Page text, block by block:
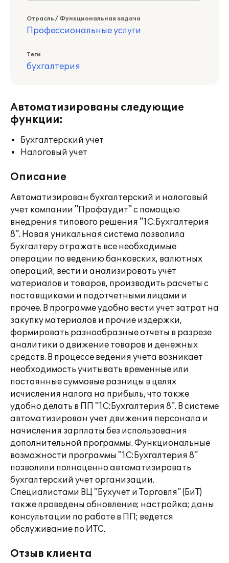
Отрасль / Функциональная задача
Профессиональные услуги
Теги
бухгалтерия
Автоматизированы следующие
функции:
Бухгалтерский учет
Налоговый учет
Описание
Автоматизирован бухгалтерский и налоговый
учет компании "Профаудит" с помощью
внедрения типового решения "1С:Бухгалтерия
8". Новая уникальная система позволила
бухгалтеру отражать все необходимые
операции по ведению банковских, валютных
операций, вести и анализировать учет
материалов и товаров, производить расчеты с
поставщиками и подотчетными лицами и
прочее. В программе удобно вести учет затрат на
закупку материалов и прочие издержки,
формировать разнообразные отчеты в разрезе
аналитики о движение товаров и денежных
средств. В процессе ведения учета возникает
необходимость учитывать временные или
постоянные суммовые разницы в целях
исчисления налога на прибыль, что также
удобно делать в ПП "1С:Бухгалтерия 8". В системе
автоматизирован учет движения персонала и
начисления зарплаты без использования
дополнительной программы. Функциональные
возможности программы "1С:Бухгалтерия 8"
позволили полноценно автоматизировать
бухгалтерский учет организации.
Специалистами ВЦ "Бухучет и Торговля" (БиТ)
также проведены обновление; настройка; даны
консультации по работе в ПП; ведется
обслуживание по ИТС.
Отзыв клиента